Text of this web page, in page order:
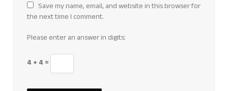
Save my name, email, and website in this browser for
the next time I comment.
Please enter an answer in digits:
4 + 4 =